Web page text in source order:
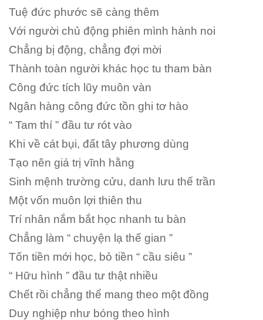
Tuệ đức phước sẽ càng thêm
Với người chủ động phiên mình hành noi
Chẳng bị động, chẳng đợi mời
Thành toàn người khác học tu tham bàn
Công đức tích lũy muôn vàn
Ngân hàng công đức tồn ghi tơ hào
“ Tam thí ” đầu tư rót vào
Khi về cát bụi, đất tây phương dùng
Tạo nên giá trị vĩnh hằng
Sinh mệnh trường cửu, danh lưu thế trần
Một vốn muôn lợi thiên thu
Trí nhân nắm bắt học nhanh tu bàn
Chẳng làm “ chuyện lạ thế gian ”
Tốn tiền mới học, bỏ tiền “ cầu siêu ”
“ Hữu hình ” đầu tư thật nhiều
Chết rồi chẳng thể mang theo một đồng
Duy nghiệp như bóng theo hình